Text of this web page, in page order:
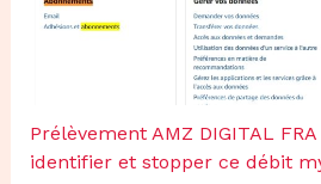
Prélèvement AMZ DIGITAL
identifier et stopper ce débit